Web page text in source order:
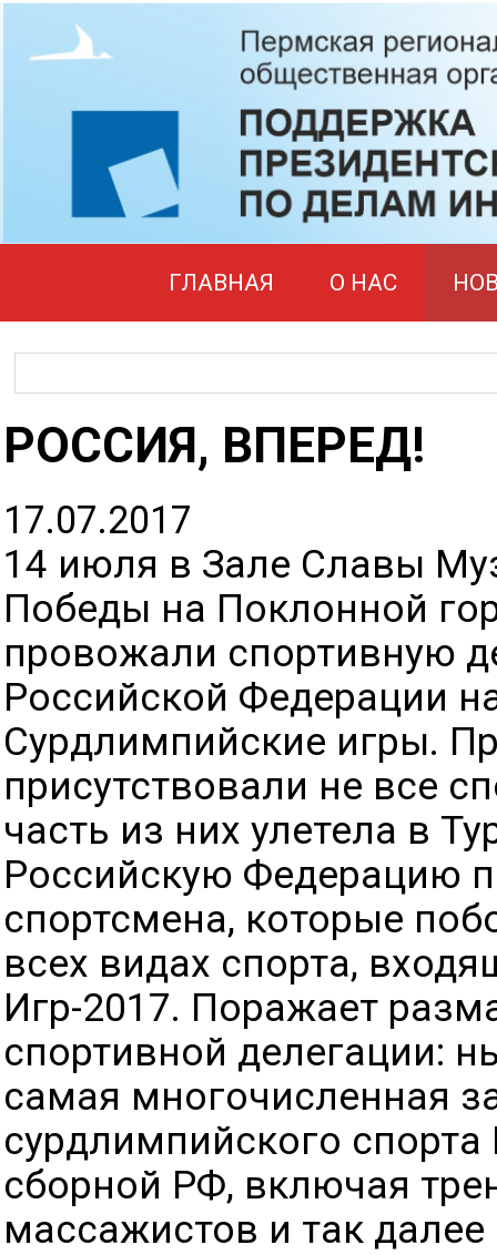
ГЛАВНАЯ О НАС
РОССИЯ, ВПЕРЕД!
17.07.2017
14 июля в Зале Славы
Победы на Поклонной
провожали спортивную
Российской Федерации
Сурдлимпийские игры.
присутствовали не все
часть из них улетела в
Российскую Федерацию
спортсмена, которые
всех видах спорта,
Игр-2017. Поражает
спортивной делегации:
самая многочисленная
сурдлимпийского
сборной РФ, включая
массажистов и так